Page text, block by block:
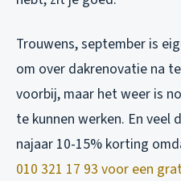
Trouwens, september is
om over dakrenovatie na
voorbij, maar het weer is
te kunnen werken. En veel
najaar 10-15% korting
010 321 17 93 voor een